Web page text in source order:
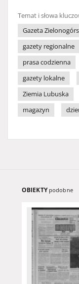
Temat i słowa
Gazeta
gazety regionalne
prasa codzienna
gazety lokalne
Ziemia Lubuska
magazyn
OBIEKTY podobne